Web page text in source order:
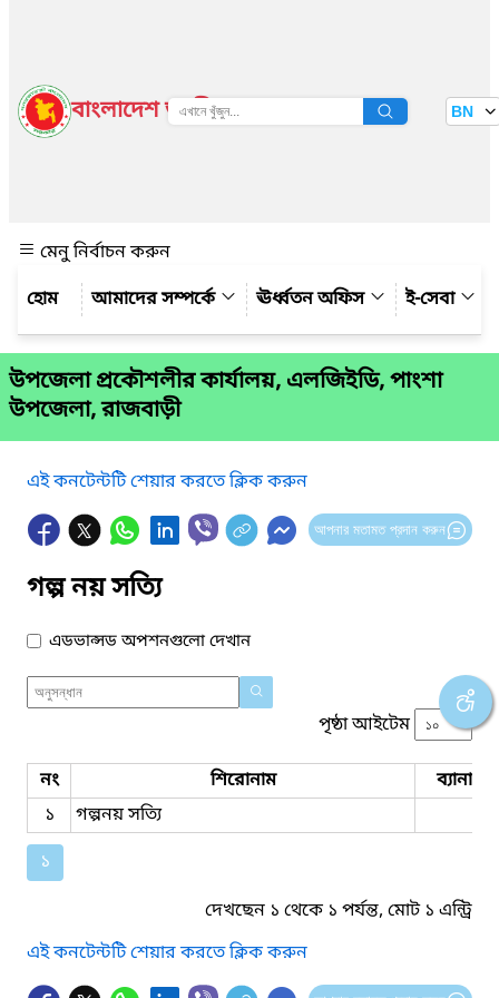
বাংলাদেশ জাতীয় তথ্য বাতায়ন BN
মেনু নির্বাচন করুন
আমাদের সম্পর্কে
ঊর্ধ্বতন অফিস ই-সেবা
উপজেলা প্রকৌশলীর কার্যালয়, এলজিইডি, পাংশা
উপজেলা, রাজবাড়ী
এই কনটেন্টটি শেয়ার করতে ক্লিক করুন
আপনার মতামত প্রদান করুন
গল্প নয় সত্যি
এডভান্সড অপশনগুলো দেখান
পৃষ্ঠা আইটেম
নং শিরোনাম
ব্যানার
১
গল্পনয় সত্যি
১
দেখছেন ১ থেকে ১ পর্যন্ত, মোট ১ এন্ট্রি
এই কনটেন্টটি শেয়ার করতে ক্লিক করুন